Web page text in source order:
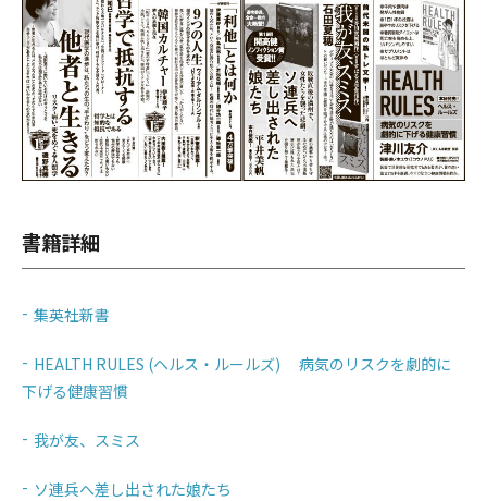
書籍詳細
集英社新書
HEALTH RULES (ヘルス・ルールズ) 病気のリスクを劇的に
下げる健康習慣
我が友、スミス
ソ連兵へ差し出された娘たち